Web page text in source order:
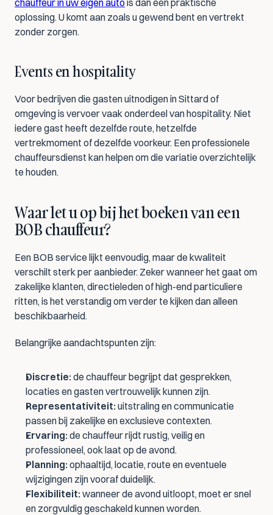
chauffeur in uw eigen auto is dan een praktische
oplossing. U komt aan zoals u gewend bent en vertrekt
zonder zorgen.
Events en hospitality
Voor bedrijven die gasten uitnodigen in Sittard of
omgeving is vervoer vaak onderdeel van hospitality. Niet
iedere gast heeft dezelfde route, hetzelfde
vertrekmoment of dezelfde voorkeur. Een professionele
chauffeursdienst kan helpen om die variatie overzichtelijk
te houden.
Waar let u op bij het boeken van een
BOB chauffeur?
Een BOB service lijkt eenvoudig, maar de kwaliteit
verschilt sterk per aanbieder. Zeker wanneer het gaat om
zakelijke klanten, directieleden of high-end particuliere
ritten, is het verstandig om verder te kijken dan alleen
beschikbaarheid.
Belangrijke aandachtspunten zijn:
Discretie: de chauffeur begrijpt dat gesprekken,
locaties en gasten vertrouwelijk kunnen zijn.
Representativiteit: uitstraling en communicatie
passen bij zakelijke en exclusieve contexten.
Ervaring: de chauffeur rijdt rustig, veilig en
professioneel, ook laat op de avond.
Planning: ophaaltijd, locatie, route en eventuele
wijzigingen zijn vooraf duidelijk.
Flexibiliteit: wanneer de avond uitloopt, moet er snel
en zorgvuldig geschakeld kunnen worden.